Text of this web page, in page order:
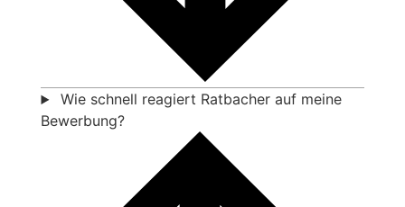
Wie schnell reagiert Ratbacher auf meine
Bewerbung?